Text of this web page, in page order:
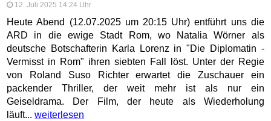
12. Juli 2025 14:24 Uhr
Heute Abend (12.07.2025 um 20:15 Uhr) entführt uns die
ARD in die ewige Stadt Rom, wo Natalia Wörner als
deutsche Botschafterin Karla Lorenz in "Die Diplomatin -
Vermisst in Rom" ihren siebten Fall löst. Unter der Regie
von Roland Suso Richter erwartet die Zuschauer ein
packender Thriller, der weit mehr ist als nur ein
Geiseldrama. Der Film, der heute als Wiederholung
läuft...weiterlesen